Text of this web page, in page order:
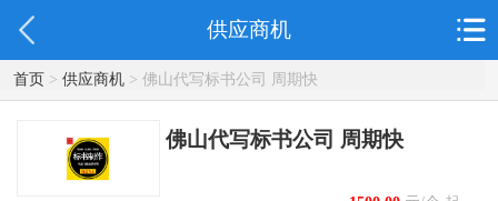
供应商机
首页> 供应商机> 佛山代写标书公司 周期快
佛山代写标书公司 周期快